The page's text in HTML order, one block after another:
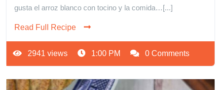
gusta el arroz blanco con tocino y la comida…[...]
Read Full Recipe
2941 views 1:00 PM 0 Comments